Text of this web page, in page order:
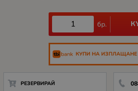
бр.
КУПИ НА ИЗПЛАЩАНЕ
РЕЗЕРВИРАЙ